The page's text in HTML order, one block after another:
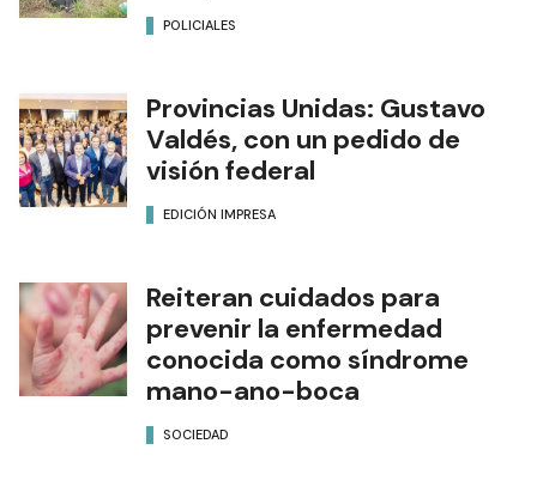
POLICIALES
Provincias Unidas: Gustavo
Valdés, con un pedido de
visión federal
EDICIÓN IMPRESA
Reiteran cuidados para
prevenir la enfermedad
conocida como síndrome
mano-ano-boca
SOCIEDAD